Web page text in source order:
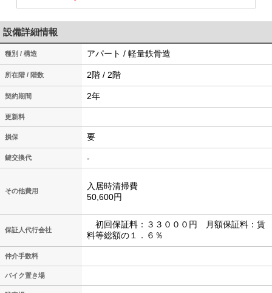
設備詳細情報
種別 / 構造 アパート / 軽量鉄骨造
所在階 / 階数 2階 / 2階
契約期間 2年
更新料
損保 要
鍵交換代 -
その他費用
入居時清掃費
50,600円
保証人代行会社
初回保証料：３３０００円 月額保証料：賃
料等総額の１．６％
仲介手数料
バイク置き場